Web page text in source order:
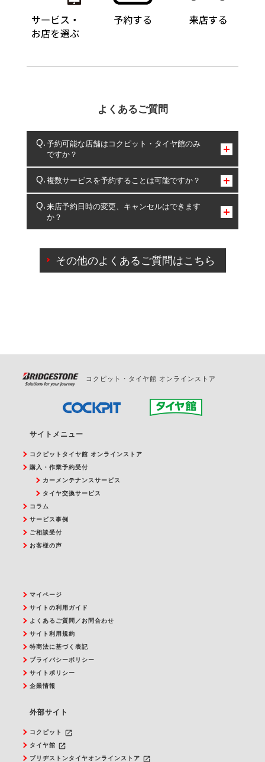
よくあるご質問
予約可能な店舗はコクピット・タイヤ館のみ
ですか？
コクピット・タイヤ館のみとなります。
複数サービスを予約することは可能ですか？
複数サービスのご予約は可能です。
一部の商品・サービスの組み合わせに限り、同時にご予約が
出来ないものもございます。
来店予約日時の変更、キャンセルはできます
か？
ご来店予約日の3営業日前を過ぎている場合のご予約
の日時変更につきましては、直接ご予約の店舗まで
その他のよくあるご質問はこちら
コクピット・タイヤ館 オンラインストア
サイトメニュー
コクピットタイヤ館 オンラインストア
購入・作業予約受付
カーメンテナンスサービス
タイヤ交換サービス
コラム
サービス事例
ご相談受付
お客様の声
マイページ
サイトの利用ガイド
よくあるご質問／お問合わせ
サイト利用規約
特商法に基づく表記
プライバシーポリシー
サイトポリシー
企業情報
外部サイト
コクピット launch
タイヤ館 launch
ブリヂストンタイヤオンラインストア launch